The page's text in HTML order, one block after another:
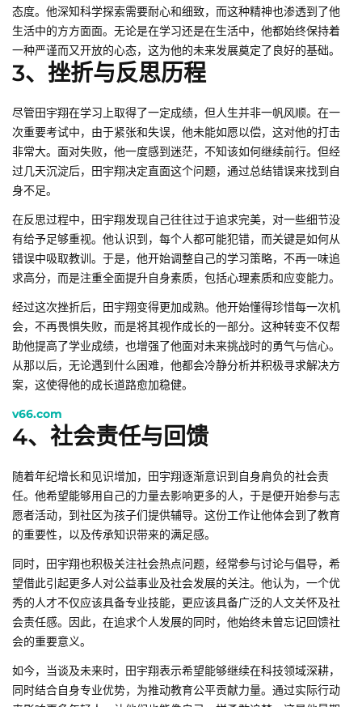
态度。他深知科学探索需要耐心和细致，而这种精神也渗透到了他
生活中的方方面面。无论是在学习还是在生活中，他都始终保持着
一种严谨而又开放的心态，这为他的未来发展奠定了良好的基础。
3、挫折与反思历程
尽管田宇翔在学习上取得了一定成绩，但人生并非一帆风顺。在一
次重要考试中，由于紧张和失误，他未能如愿以偿，这对他的打击
非常大。面对失败，他一度感到迷茫，不知该如何继续前行。但经
过几天沉淀后，田宇翔决定直面这个问题，通过总结错误来找到自
身不足。
在反思过程中，田宇翔发现自己往往过于追求完美，对一些细节没
有给予足够重视。他认识到，每个人都可能犯错，而关键是如何从
错误中吸取教训。于是，他开始调整自己的学习策略，不再一味追
求高分，而是注重全面提升自身素质，包括心理素质和应变能力。
经过这次挫折后，田宇翔变得更加成熟。他开始懂得珍惜每一次机
会，不再畏惧失败，而是将其视作成长的一部分。这种转变不仅帮
助他提高了学业成绩，也增强了他面对未来挑战时的勇气与信心。
从那以后，无论遇到什么困难，他都会冷静分析并积极寻求解决方
案，这使得他的成长道路愈加稳健。
v66.com
4、社会责任与回馈
随着年纪增长和见识增加，田宇翔逐渐意识到自身肩负的社会责
任。他希望能够用自己的力量去影响更多的人，于是便开始参与志
愿者活动，到社区为孩子们提供辅导。这份工作让他体会到了教育
的重要性，以及传承知识带来的满足感。
同时，田宇翔也积极关注社会热点问题，经常参与讨论与倡导，希
望借此引起更多人对公益事业及社会发展的关注。他认为，一个优
秀的人才不仅应该具备专业技能，更应该具备广泛的人文关怀及社
会责任感。因此，在追求个人发展的同时，他始终未曾忘记回馈社
会的重要意义。
如今，当谈及未来时，田宇翔表示希望能够继续在科技领域深耕，
同时结合自身专业优势，为推动教育公平贡献力量。通过实际行动